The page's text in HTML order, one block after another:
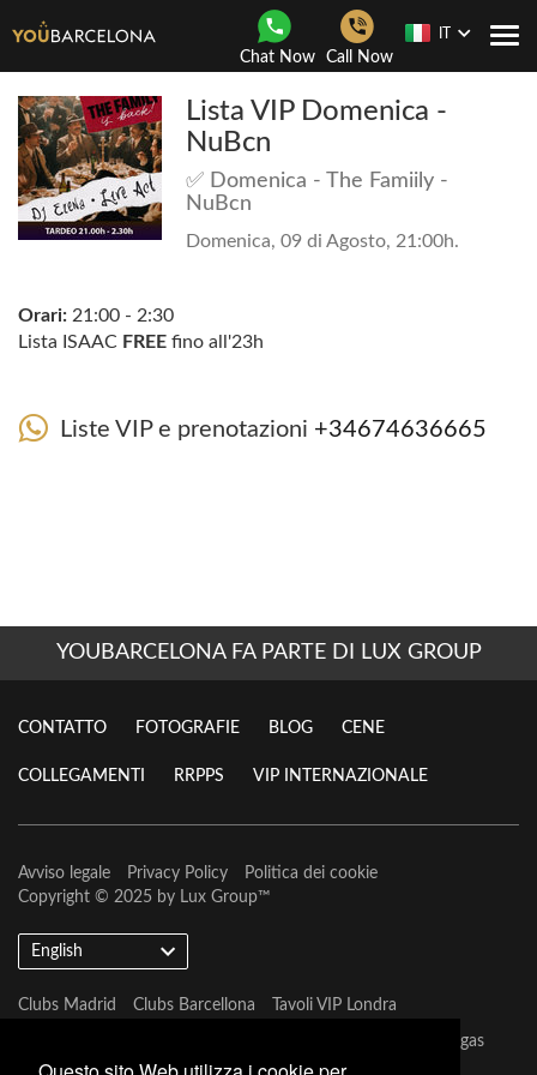
Chat Now Call Now
Lista VIP Domenica -
NuBcn
✅ Domenica - The Famiily -
NuBcn
Domenica, 09 di Agosto, 21:00h.
Orari: 21:00 - 2:30
Lista ISAAC FREE fino all'23h
Liste VIP e prenotazioni +34674636665
YOUBARCELONA FA PARTE DI LUX GROUP
CONTATTO FOTOGRAFIE BLOG CENE
COLLEGAMENTI RRPPS VIP INTERNAZIONALE
Avviso legale Privacy Policy
Politica dei cookie
Copyright © 2025 by Lux Group™
English
Clubs Madrid Clubs Barcellona Tavoli VIP Londra
Tavoli VIP Las Vegas